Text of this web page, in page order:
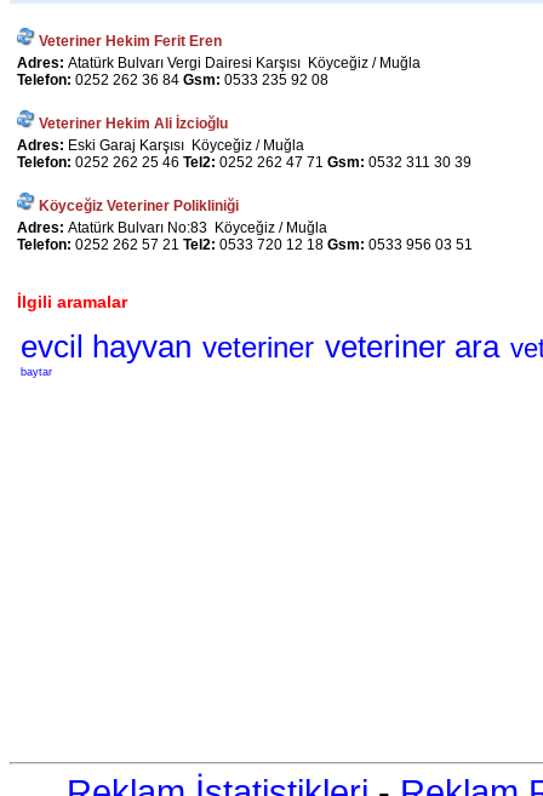
Veteriner Hekim Ferit Eren
Adres: Atatürk Bulvarı Vergi Dairesi Karşısı Köyceğiz / Muğla
Telefon: 0252 262 36 84 Gsm: 0533 235 92 08
Veteriner Hekim Ali İzcioğlu
Adres: Eski Garaj Karşısı Köyceğiz / Muğla
Telefon: 0252 262 25 46 Tel2: 0252 262 47 71 Gsm: 0532 311 30 39
Köyceğiz Veteriner Polikliniği
Adres: Atatürk Bulvarı No:83 Köyceğiz / Muğla
Telefon: 0252 262 57 21 Tel2: 0533 720 12 18 Gsm: 0533 956 03 51
İlgili aramalar
evcil hayvan veteriner veteriner ara
baytar